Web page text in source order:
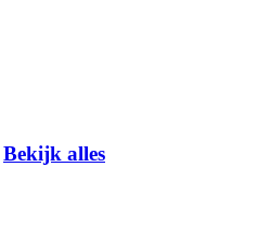
Bekijk alles